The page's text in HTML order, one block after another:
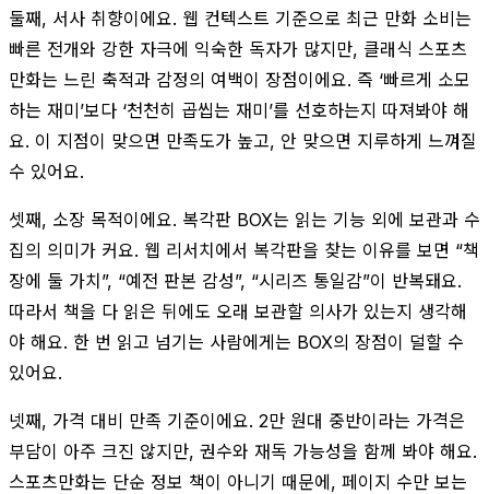
둘째, 서사 취향이에요. 웹 컨텍스트 기준으로 최근 만화 소비는
빠른 전개와 강한 자극에 익숙한 독자가 많지만, 클래식 스포츠
만화는 느린 축적과 감정의 여백이 장점이에요. 즉 ‘빠르게 소모
하는 재미’보다 ‘천천히 곱씹는 재미’를 선호하는지 따져봐야 해
요. 이 지점이 맞으면 만족도가 높고, 안 맞으면 지루하게 느껴질
수 있어요.
셋째, 소장 목적이에요. 복각판 BOX는 읽는 기능 외에 보관과 수
집의 의미가 커요. 웹 리서치에서 복각판을 찾는 이유를 보면 “책
장에 둘 가치”, “예전 판본 감성”, “시리즈 통일감”이 반복돼요.
따라서 책을 다 읽은 뒤에도 오래 보관할 의사가 있는지 생각해
야 해요. 한 번 읽고 넘기는 사람에게는 BOX의 장점이 덜할 수
있어요.
넷째, 가격 대비 만족 기준이에요. 2만 원대 중반이라는 가격은
부담이 아주 크진 않지만, 권수와 재독 가능성을 함께 봐야 해요.
스포츠만화는 단순 정보 책이 아니기 때문에, 페이지 수만 보는